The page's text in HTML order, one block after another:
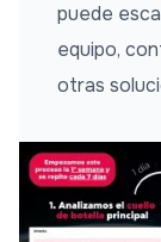
puede
equipo,
otras